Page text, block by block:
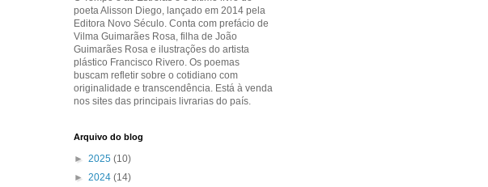
poeta Alisson Diego, lançado em 2014 pela
Editora Novo Século. Conta com prefácio de
Vilma Guimarães Rosa, filha de João
Guimarães Rosa e ilustrações do artista
plástico Francisco Rivero. Os poemas
buscam refletir sobre o cotidiano com
originalidade e transcendência. Está à venda
nos sites das principais livrarias do país.
Arquivo do blog
► 2025 (10)
► 2024 (14)